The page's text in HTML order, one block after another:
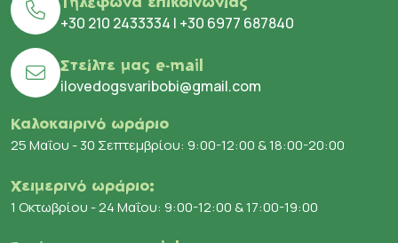
Τηλέφωνα επικοινωνίας
+30 210 2433334 | +30 6977 687840
Στείλτε μας e-mail
ilovedogsvaribobi@gmail.com
Καλοκαιρινό ωράριο
25 Μαΐου - 30 Σεπτεμβρίου: 9:00-12:00 & 18:00-20:00
Χειμερινό ωράριο:
1 Οκτωβρίου - 24 Μαΐου: 9:00-12:00 & 17:00-19:00